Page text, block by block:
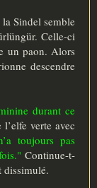
Sindel semble
Celle-ci
un paon. Alors
descendre
durant ce
l’elfe verte avec
toujours pas
Continue-t-
dissimulé.